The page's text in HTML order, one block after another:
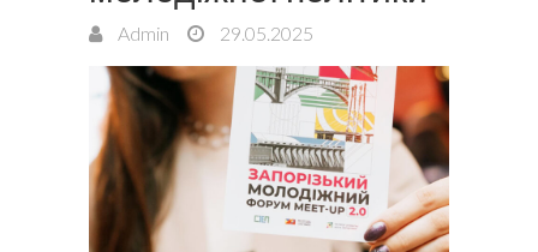
Admin 29.05.2025